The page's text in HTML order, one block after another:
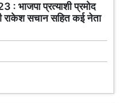
प्रत्याशी प्रमोद
राकेश सचान सहित कई नेता